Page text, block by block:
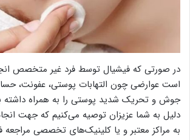
در صورتی که فیشیال توسط فرد غیر متخصص
است عوارضی چون التهابات پوستی، عفونت،
جوش و تحریک شدید پوستی را به همراه داشته
دلیل به شما عزیزان توصیه می‌کنیم که جهت
به مراکز معتبر و یا کلینیک‌های تخصصی مراجعه